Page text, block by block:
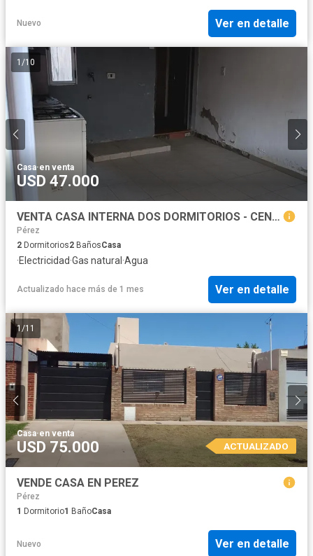
Nuevo Ver en detalle
1 /10
Casa·en venta
USD 47.000
VENTA CASA INTERNA DOS DORMITORIOS - CENTRO, PÉREZ
Pérez
2 Dormitorios2 BañosCasa
·Electricidad·Gas natural ·Agua
Actualizado hace más de 1 mes Ver en detalle
1 /11
Casa·en venta
USD 75.000 ACTUALIZADO
VENDE CASA EN PEREZ
Pérez
1 Dormitorio1 BañoCasa
Nuevo Ver en detalle